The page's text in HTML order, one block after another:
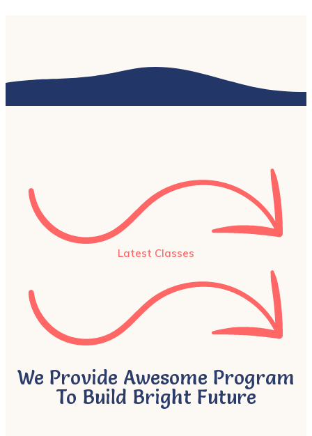
Latest Classes
We Provide Awesome Program
To Build Bright Future